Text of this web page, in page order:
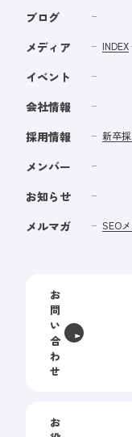
ブログ
メディア
INDEX
イベント
会社情報
採用情報
新卒
メンバー
お知らせ
メルマガ
SEO
お
問
い
合
わ
せ
お